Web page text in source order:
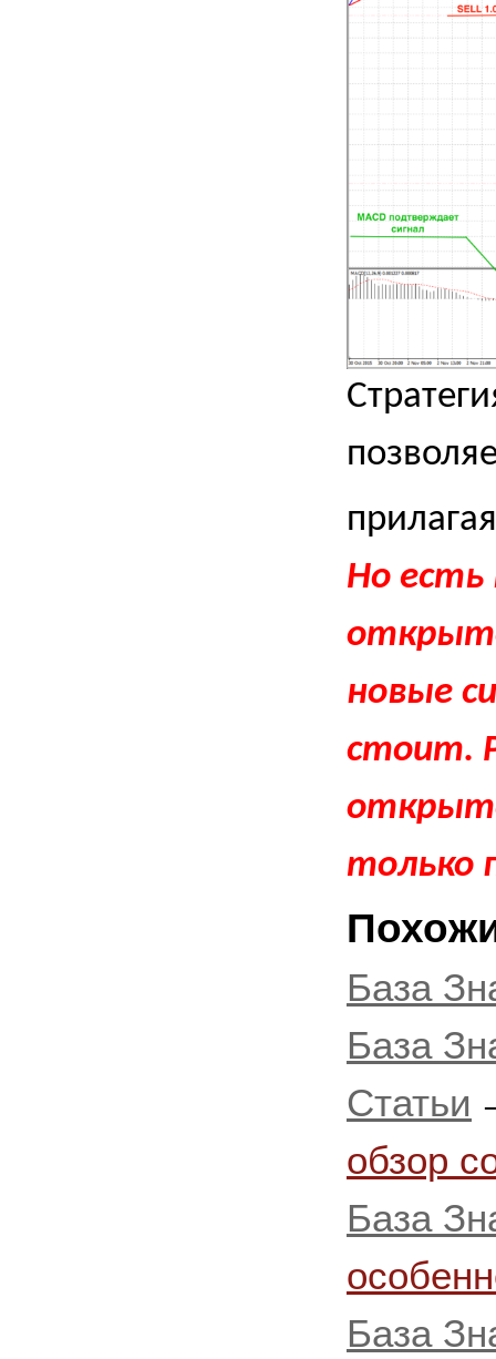
Но есть
новые
стоит.
только
База
База
Статьи
обзор
База
База